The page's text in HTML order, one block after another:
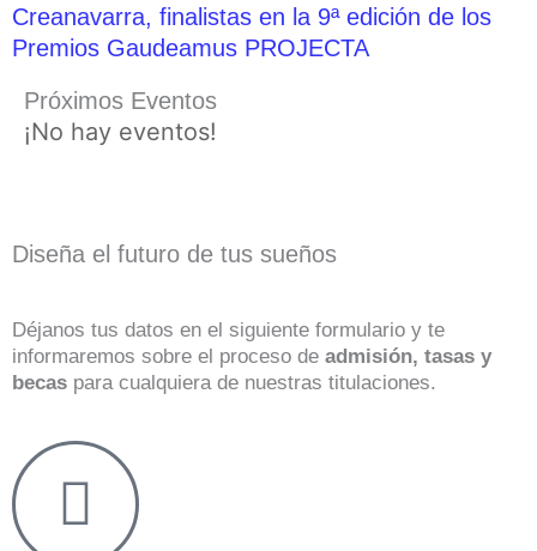
Creanavarra, finalistas en la 9ª edición de los
Premios Gaudeamus PROJECTA
Próximos Eventos
¡No hay eventos!
Diseña el futuro de tus sueños
Déjanos tus datos en el siguiente formulario y te
informaremos sobre el proceso de admisión, tasas y
becas para cualquiera de nuestras titulaciones.